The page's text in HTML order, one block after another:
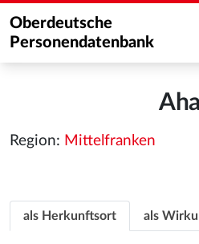
Oberdeutsche
Personendatenbank
Aha
Region: Mittelfranken
als Herkunftsort als